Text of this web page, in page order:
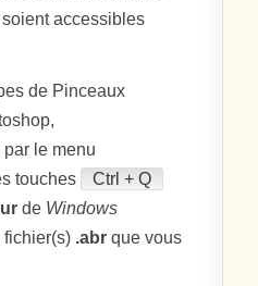
soient accessibles
de Pinceaux
le menu
touches
Ctrl + Q
de Windows
fichier(s) .abr que vous